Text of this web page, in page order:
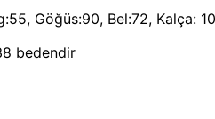
Göğüs:90, Bel:72, Kalça:
bedendir